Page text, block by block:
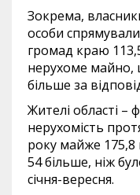
Зокрема,
особи
громад краю
нерухоме
більше за
Жителі області –
нерухомість
року майже
54 більше, ніж
січня-вересня.